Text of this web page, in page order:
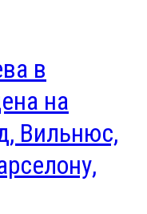
в
на
Вильнюс,